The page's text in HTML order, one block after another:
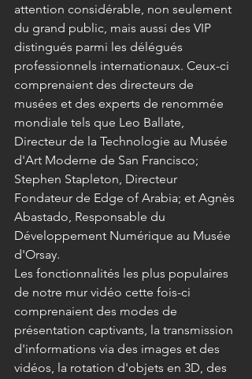
attention considérable, non seulement
du grand public, mais aussi des VIP
distingués parmi les délégués
professionnels internationaux. Ceux-ci
comprenaient des directeurs de
musées et des experts de renommée
mondiale tels que Leo Ballate,
Directeur de la Technologie au Musée
d'Art Moderne de San Francisco;
Stephen Stapleton, Directeur
Fondateur de Edge of Arabia; et Agnès
Abastado, Responsable du
Développement Numérique au Musée
d'Orsay.
Les fonctionnalités les plus populaires
de notre mur vidéo cette fois-ci
comprenaient des modes de
présentation captivants, la transmission
d'informations via des images et des
vidéos, la rotation d'objets en 3D, des